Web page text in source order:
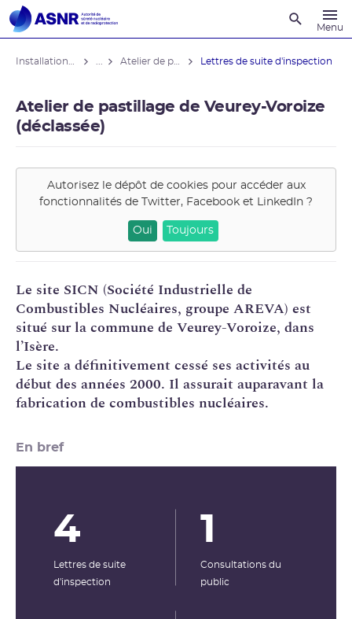
Menu
Lettres de suite d'inspection
Atelier de pastillage de Veurey-Voroize
(déclassée)
Autorisez le dépôt de cookies pour accéder aux
fonctionnalités de Twitter, Facebook et LinkedIn ?
Oui Toujours
Le site SICN (Société Industrielle de
Combustibles Nucléaires, groupe AREVA) est
situé sur la commune de Veurey-Voroize, dans
l’Isère.
Le site a définitivement cessé ses activités au
début des années 2000. Il assurait auparavant la
fabrication de combustibles nucléaires.
En bref
4
Lettres de suite
d'inspection
1
Consultations du
public